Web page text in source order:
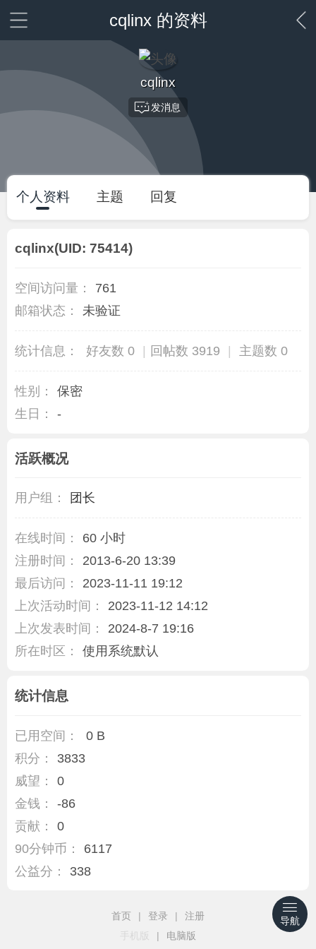
cqlinx 的资料
cqlinx
发消息
个人资料 主题 回复
cqlinx(UID: 75414)
空间访问量：
761
邮箱状态：
未验证
统计信息： 好友数 0 | 回帖数 3919 | 主题数 0
性别：
保密
生日：
-
活跃概况
用户组： 团长
在线时间：
60 小时
注册时间：
2013-6-20 13:39
最后访问：
2023-11-11 19:12
上次活动时间：
2023-11-12 14:12
上次发表时间：
2024-8-7 19:16
所在时区：
使用系统默认
统计信息
已用空间：
0 B
积分：
3833
威望：
0
金钱：
-86
贡献：
0
90分钟币：
6117
公益分：
338
首页 | 登录 |
注册
手机版
| 电脑版
导航